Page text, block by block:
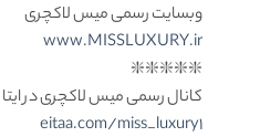
وبسایت رسمی میس لاکچری
www.MISSLUXURY.ir
❇️❇️❇️❇️❇️
کانال رسمی میس لاکچری در ایتا
eitaa.com/miss_luxury1